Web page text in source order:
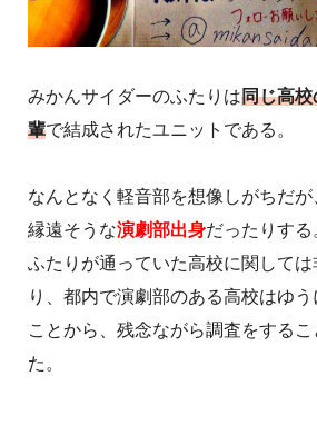
みかんサイダーのふたりは同じ高校
輩で結成されたユニットである。
なんとなく軽音部を想像しがちだ
縁遠そうな演劇部出身だったりする
ふたりが通っていた高校に関して
り、都内で演劇部のある高校はゆ
ことから、残念ながら調査をする
た。